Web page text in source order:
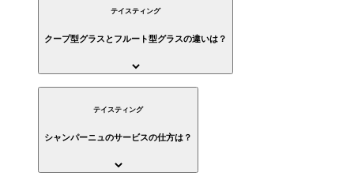
テイスティング
クープ型グラスとフルート型グラスの違いは？
テイスティング
シャンパーニュのサービスの仕方は？